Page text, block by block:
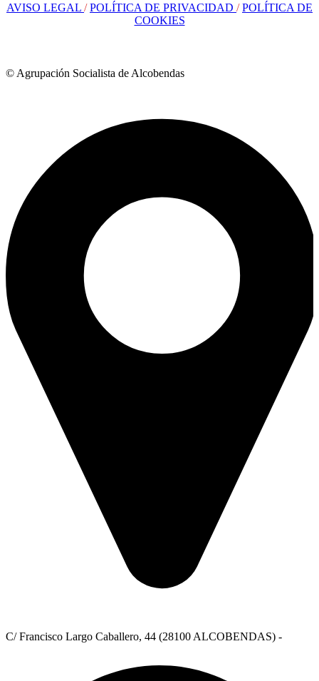
AVISO LEGAL /POLÍTICA DE PRIVACIDAD /POLÍTICA DE
COOKIES
© Agrupación Socialista de Alcobendas
C/ Francisco Largo Caballero, 44 (28100 ALCOBENDAS) -